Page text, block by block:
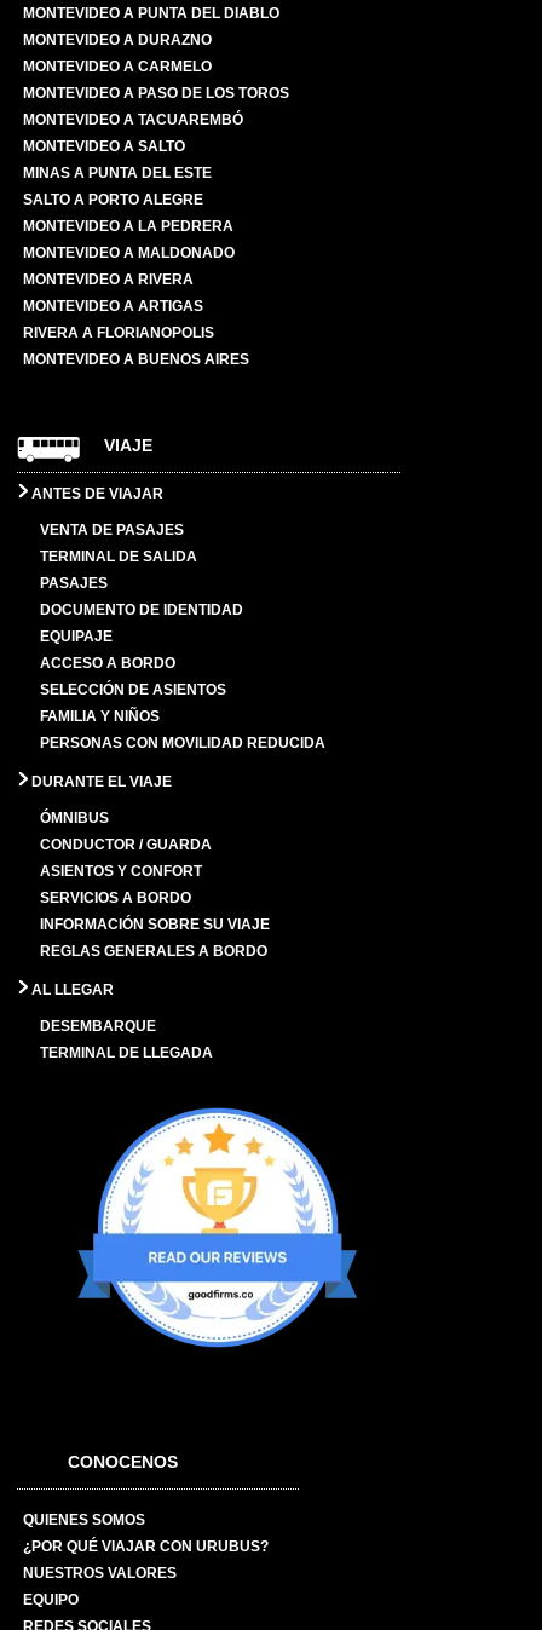
MONTEVIDEO A PUNTA DEL DIABLO
MONTEVIDEO A DURAZNO
MONTEVIDEO A CARMELO
MONTEVIDEO A PASO DE LOS TOROS
MONTEVIDEO A TACUAREMBÓ
MONTEVIDEO A SALTO
MINAS A PUNTA DEL ESTE
SALTO A PORTO ALEGRE
MONTEVIDEO A LA PEDRERA
MONTEVIDEO A MALDONADO
MONTEVIDEO A RIVERA
MONTEVIDEO A ARTIGAS
RIVERA A FLORIANOPOLIS
MONTEVIDEO A BUENOS AIRES
VIAJE
ANTES DE VIAJAR
VENTA DE PASAJES
TERMINAL DE SALIDA
PASAJES
DOCUMENTO DE IDENTIDAD
EQUIPAJE
ACCESO A BORDO
SELECCIÓN DE ASIENTOS
FAMILIA Y NIÑOS
PERSONAS CON MOVILIDAD REDUCIDA
DURANTE EL VIAJE
ÓMNIBUS
CONDUCTOR / GUARDA
ASIENTOS Y CONFORT
SERVICIOS A BORDO
INFORMACIÓN SOBRE SU VIAJE
REGLAS GENERALES A BORDO
AL LLEGAR
DESEMBARQUE
TERMINAL DE LLEGADA
CONOCENOS
QUIENES SOMOS
¿POR QUÉ VIAJAR CON URUBUS?
NUESTROS VALORES
EQUIPO